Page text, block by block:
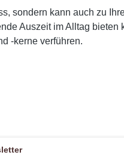
sondern kann auch zu
Auszeit im Alltag
-kerne verführen.